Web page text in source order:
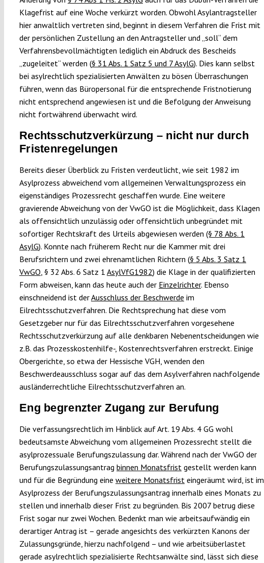
Klagefrist auf eine Woche verkürzt worden. Obwohl Asylantragsteller
hier anwaltlich vertreten sind, beginnt in diesem Verfahren die Frist mit
der persönlichen Zustellung an den Antragsteller und „soll“ dem
Verfahrensbevollmächtigten lediglich ein Abdruck des Bescheids
„zugeleitet“ werden (§ 31 Abs. 1 Satz 5 und 7 AsylG). Dies kann selbst
bei asylrechtlich spezialisierten Anwälten zu bösen Überraschungen
führen, wenn das Büropersonal für die entsprechende Fristnotierung
nicht entsprechend angewiesen ist und die Befolgung der Anweisung
nicht fortwährend überwacht wird.
Rechtsschutzverkürzung – nicht nur durch
Fristenregelungen
Bereits dieser Überblick zu Fristen verdeutlicht, wie seit 1982 im
Asylprozess abweichend vom allgemeinen Verwaltungsprozess ein
eigenständiges Prozessrecht geschaffen wurde. Eine weitere
gravierende Abweichung von der VwGO ist die Möglichkeit, dass Klagen
als offensichtlich unzulässig oder offensichtlich unbegründet mit
sofortiger Rechtskraft des Urteils abgewiesen werden (§ 78 Abs. 1
AsylG). Konnte nach früherem Recht nur die Kammer mit drei
Berufsrichtern und zwei ehrenamtlichen Richtern (§ 5 Abs. 3 Satz 1
VwGO , § 32 Abs. 6 Satz 1 AsylVfG1982) die Klage in der qualifizierten
Form abweisen, kann das heute auch der Einzelrichter. Ebenso
einschneidend ist derAusschluss der Beschwerde im
Eilrechtsschutzverfahren. Die Rechtsprechung hat diese vom
Gesetzgeber nur für das Eilrechtsschutzverfahren vorgesehene
Rechtsschutzverkürzung auf alle denkbaren Nebenentscheidungen wie
z.B. das Prozesskostenhilfe-, Kostenrechtsverfahren erstreckt. Einige
Obergerichte, so etwa der Hessische VGH, wenden den
Beschwerdeausschluss sogar auf das dem Asylverfahren nachfolgende
ausländerrechtliche Eilrechtsschutzverfahren an.
Eng begrenzter Zugang zur Berufung
Die verfassungsrechtlich im Hinblick auf Art. 19 Abs. 4 GG wohl
bedeutsamste Abweichung vom allgemeinen Prozessrecht stellt die
asylprozessuale Berufungszulassung dar. Während nach der VwGO der
Berufungszulassungsantrag binnen Monatsfrist gestellt werden kann
und für die Begründung eine weitere Monatsfrist eingeräumt wird, ist im
Asylprozess der Berufungszulassungsantrag innerhalb eines Monats zu
stellen und innerhalb dieser Frist zu begründen. Bis 2007 betrug diese
Frist sogar nur zwei Wochen. Bedenkt man wie arbeitsaufwändig ein
derartiger Antrag ist – gerade angesichts des verkürzten Kanons der
Zulassungsgründe, hierzu nachfolgend – und wie arbeitsüberlastet
gerade asylrechtlich spezialisierte Rechtsanwälte sind, lässt sich diese